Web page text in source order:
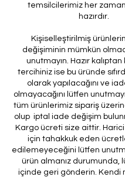
temsilcilerimiz her
hazırdır.
Kişiselleştirilmiş
değişiminin mümkün
unutmayın. Hazır
tercihiniz ise bu üründe
olarak yapılacağını ve
olmayacağını lütfen
tüm ürünlerimiz sipariş
olup iptal iade değişim
Kargo ücreti size aittir.
için tahakkuk eden
edilemeyeceğini lütfen
ürün almanız durumunda,
içinde geri gönderin. Kendi